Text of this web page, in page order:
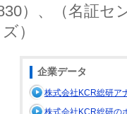
）、（名証セ
）
企業データ
株式会社KCR総研ア
株式会社KCR総研の